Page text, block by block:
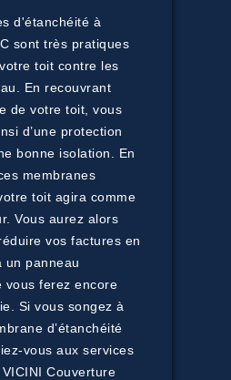
d'étanchéité à
sont très pratiques
toit contre les
En recouvrant
de votre toit, vous
d’une protection
bonne isolation. En
membranes
toit agira comme
Vous aurez alors
vos factures en
un panneau
vous ferez encore
Si vous songez à
d’étanchéité
vous aux services
Couverture